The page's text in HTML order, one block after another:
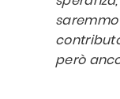
però